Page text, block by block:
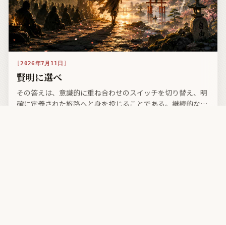
2026年7月11日
賢明に選べ
その答えは、意識的に重ね合わせのスイッチを切り替え、明
確に定義された旅路へと身を投じることである。継続的な視